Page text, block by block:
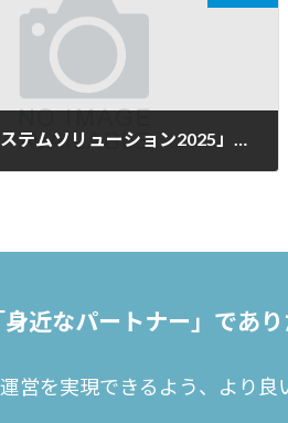
「フードシステムソリューション2025」に出展しました！
身近なパートナー」であ
営を実現できるよう、 より良